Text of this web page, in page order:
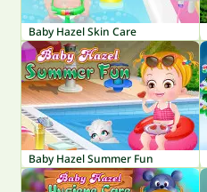
Baby Hazel Skin Care
Baby Hazel Summer Fun